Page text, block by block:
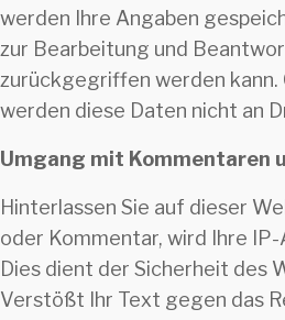
werden Ihre Angaben
zur Bearbeitung und
zurückgegriffen werden kann.
werden diese Daten nicht an
Umgang mit Kommentaren
Hinterlassen Sie auf dieser
oder Kommentar, wird Ihre
Dies dient der Sicherheit des
Verstößt Ihr Text gegen das